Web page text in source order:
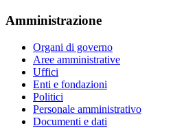
Amministrazione
Organi di governo
Aree amministrative
Uffici
Enti e fondazioni
Politici
Personale amministrativo
Documenti e dati